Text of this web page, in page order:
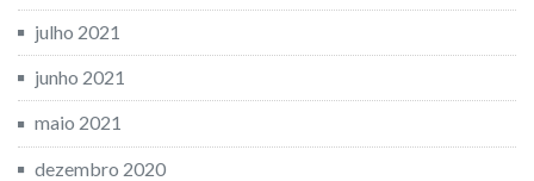
julho 2021
junho 2021
maio 2021
dezembro 2020